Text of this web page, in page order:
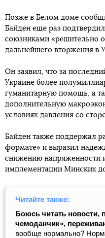
Позже в Белом доме
Байден еще раз
союзниками «решительно
дальнейшего вторжения в
Он заявил, что за
Украине более
гуманитарную помощь, а
дополнительную
условиях давления со
Байден также поддержал
формате» и выразил
снижению напряженности
имплементации Минских
Читайте также:
Боюсь читать новости,
чемоданчик»,
вообще нормально?